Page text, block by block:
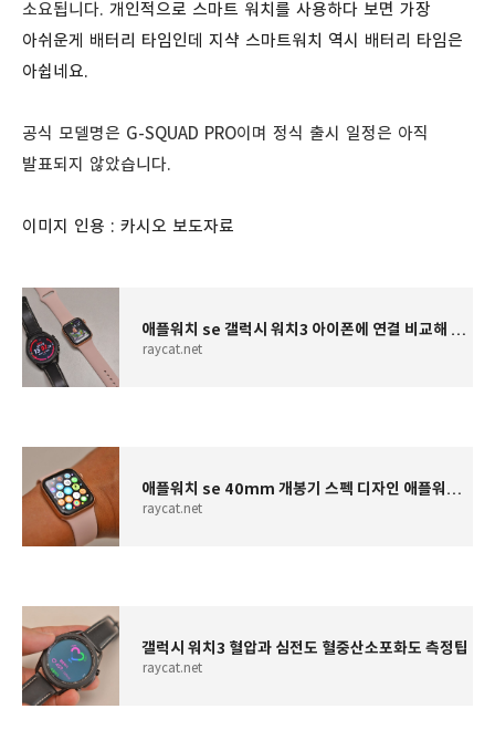
소요됩니다. 개인적으로 스마트 워치를 사용하다 보면 가장
아쉬운게 배터리 타임인데 지샥 스마트워치 역시 배터리 타임은
아쉽네요.
공식 모델명은 G-SQUAD PRO이며 정식 출시 일정은 아직
발표되지 않았습니다.
이미지 인용 : 카시오 보도자료
애플워치 se 갤럭시 워치3 아이폰에 연결 비교해 보기
raycat.net
애플워치 se 40mm 개봉기 스펙 디자인 애플워치6과 차이점
raycat.net
갤럭시 워치3 혈압과 심전도 혈중산소포화도 측정팁
raycat.net